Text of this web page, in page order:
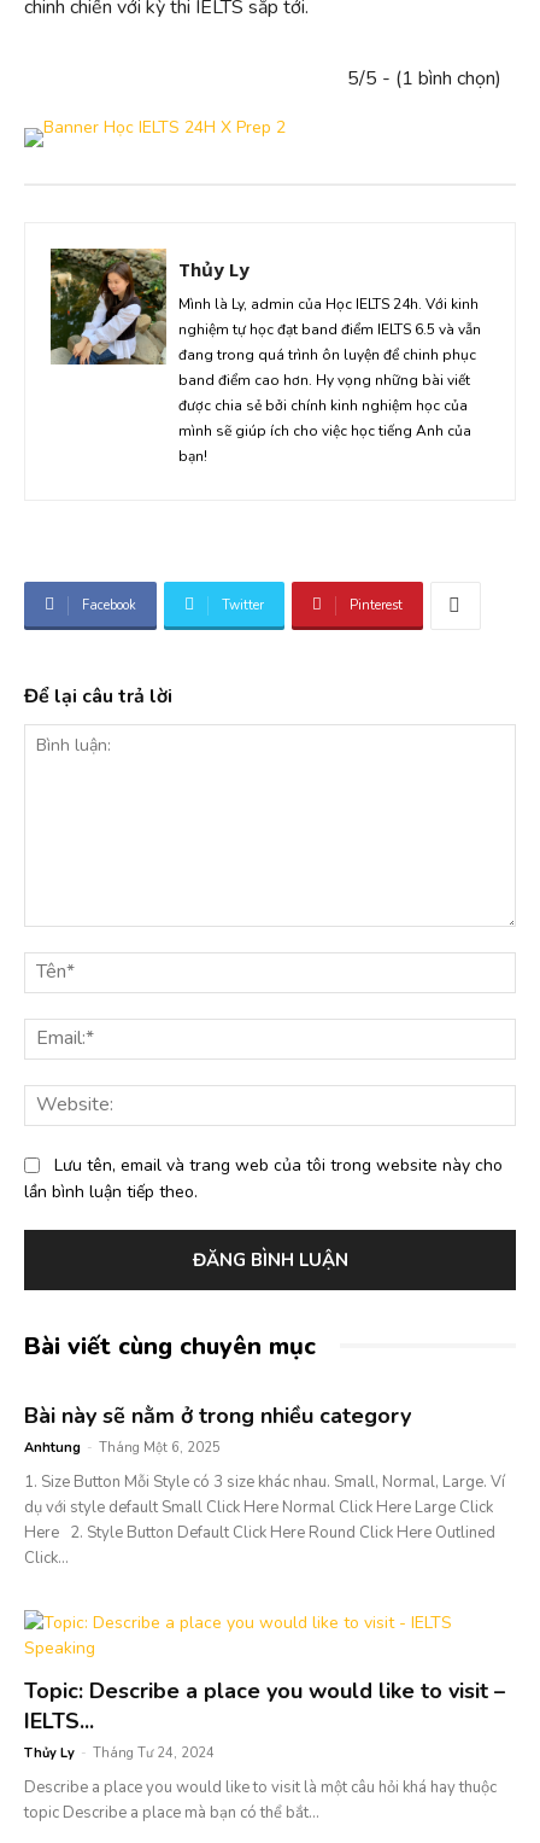
chinh chiến với kỳ thi IELTS sắp tới.
5/5 - (1 bình chọn)
Thủy Ly
Mình là Ly, admin của Học IELTS 24h. Với kinh
nghiệm tự học đạt band điểm IELTS 6.5 và vẫn
đang trong quá trình ôn luyện để chinh phục
band điểm cao hơn. Hy vọng những bài viết
được chia sẻ bởi chính kinh nghiệm học của
mình sẽ giúp ích cho việc học tiếng Anh của
bạn!
Facebook Twitter Pinterest
Để lại câu trả lời
luận:
Lưu tên, email và trang web của tôi trong website này cho
lần bình luận tiếp theo.
Bài viết cùng chuyên mục
Bài này sẽ nằm ở trong nhiều category
Anhtung - Tháng Một 6, 2025
1. Size Button Mỗi Style có 3 size khác nhau. Small, Normal, Large. Ví
dụ với style default Small Click Here Normal Click Here Large Click
Here 2. Style Button Default Click Here Round Click Here Outlined
Click...
Topic: Describe a place you would like to visit –
IELTS...
Thủy Ly - Tháng Tư 24, 2024
Describe a place you would like to visit là một câu hỏi khá hay thuộc
topic Describe a place mà bạn có thể bắt...